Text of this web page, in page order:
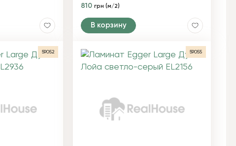
810грн (м/2)
В корзину
59052 59055